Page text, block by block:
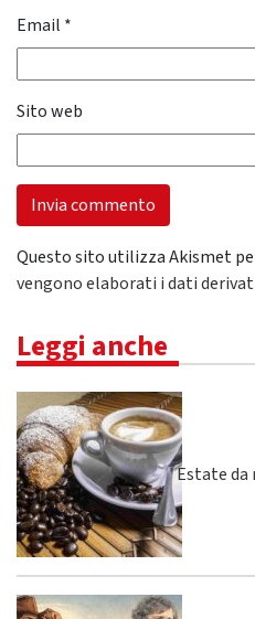
Email *
Sito web
Questo sito utilizza Akismet
vengono elaborati i dati
Leggi anche
Estate da